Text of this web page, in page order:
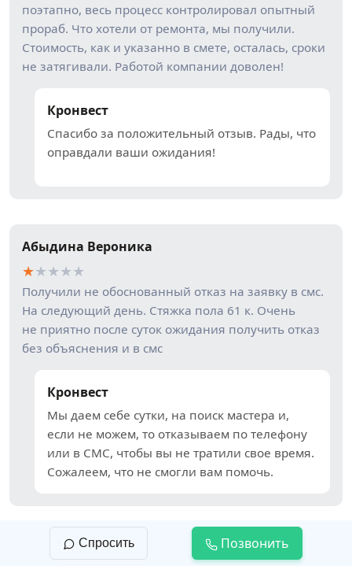
поэтапно, весь процесс контролировал опытный
прораб. Что хотели от ремонта, мы получили.
Стоимость, как и указанно в смете, осталась, сроки
не затягивали. Работой компании доволен!
Кронвест
Спасибо за положительный отзыв. Рады, что
оправдали ваши ожидания!
Абыдина Вероника
★★★★★
Получили не обоснованный отказ на заявку в смс.
На следующий день. Стяжка пола 61 к. Очень
не приятно после суток ожидания получить отказ
без объяснения и в смс
Кронвест
Мы даем себе сутки, на поиск мастера и,
если не можем, то отказываем по телефону
или в СМС, чтобы вы не тратили свое время.
Сожалеем, что не смогли вам помочь.
Наталия
Спросить Позвонить